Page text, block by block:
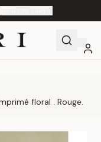
floral . Rouge.